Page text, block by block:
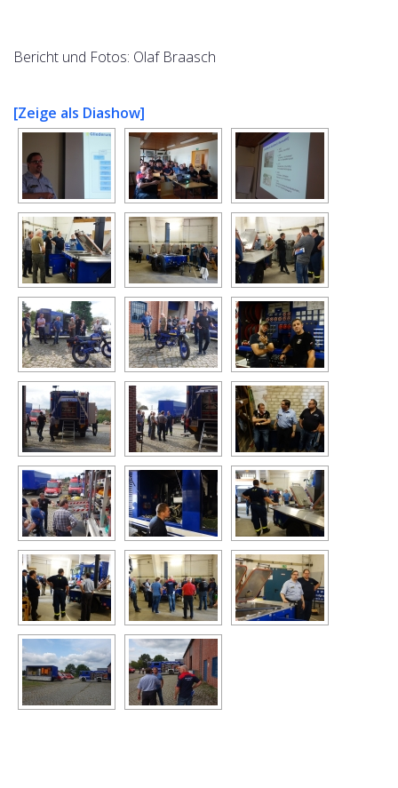
Bericht und Fotos: Olaf Braasch
[Zeige als Diashow]